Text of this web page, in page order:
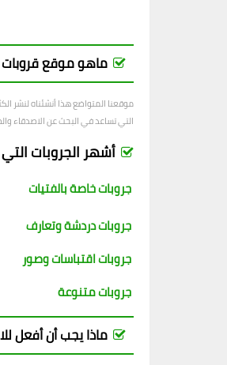
ماهو موقع قروبات
موقعنا المتواضع هذا أنشئناه لنشر
التي تساعد في البحث عن الاصدقاء
أشهر الجروبات
جروبات خاصة بالفتيات
جروبات دردشة وتعارف
جروبات اقتباسات وصور
جروبات متنوعة
ماذا يجب أن أفعل